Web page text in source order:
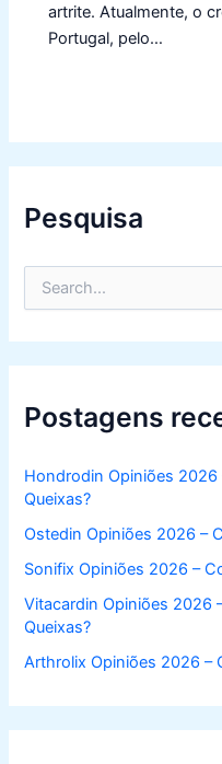
artrite. Atualmente, o
Portugal, pelo…
Pesquisa
r
c
f
o
:
Postagens
Hondrodin Opiniões 2026
Queixas?
Ostedin Opiniões 2026 –
Sonifix Opiniões 2026 –
Vitacardin Opiniões 2026
Queixas?
Arthrolix Opiniões 2026 –